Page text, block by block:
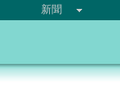
新聞